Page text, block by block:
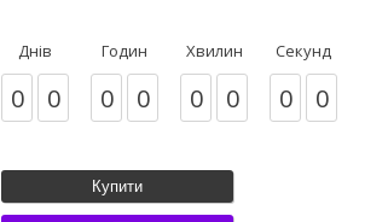
Днів
0 0
Годин
0 0
Хвилин
0 0
Секунд
0 0
Купити